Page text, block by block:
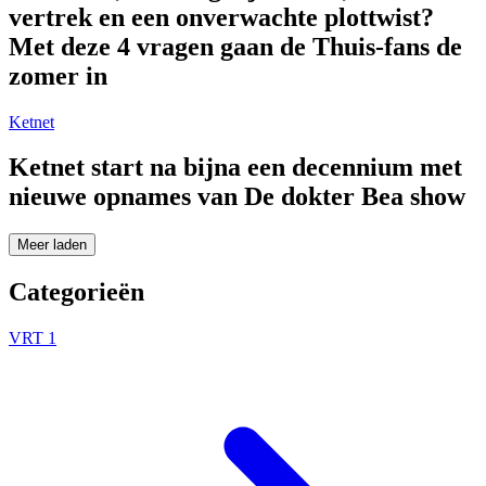
vertrek en een onverwachte plottwist?
Met deze 4 vragen gaan de Thuis-fans de
zomer in
Ketnet
Ketnet start na bijna een decennium met
nieuwe opnames van De dokter Bea show
Meer laden
Categorieën
VRT 1